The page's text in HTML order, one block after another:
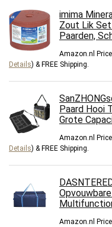
imima
Zout Lik
Paarden,
Amazon.nl
Details) & FREE Shipping
Paard Hooi
Grote
Amazon.nl
Details) & FREE Shipping
Amazon.nl